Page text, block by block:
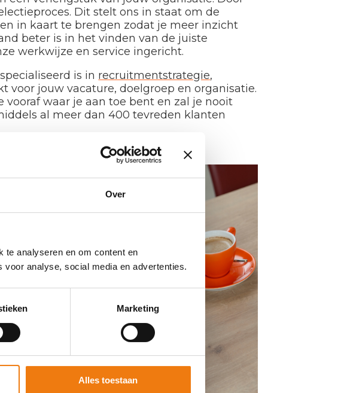
Over
te analyseren en om content en
analyse, social media en advertenties.
Marketing
Alles toestaan
Dit stelt ons in staat om de
in kaart te brengen zodat je meer inzicht
beter is in het vinden van de juiste
werkwijze en service ingericht.
is in recruitmentstrategie,
jouw vacature, doelgroep en organisatie.
waar je aan toe bent en zal je nooit
al meer dan 400 tevreden klanten